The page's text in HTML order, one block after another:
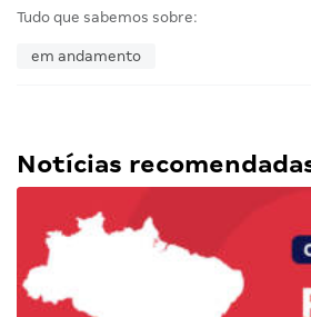
Tudo que sabemos sobre:
em andamento
Notícias